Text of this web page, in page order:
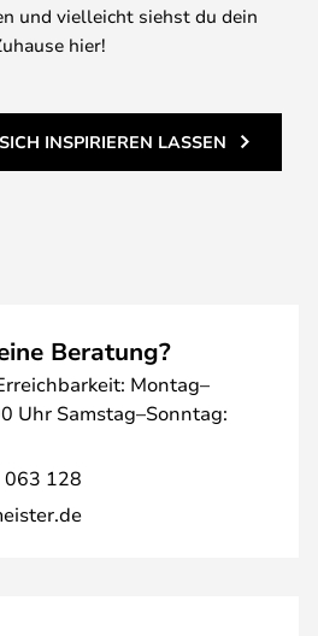
und vielleicht siehst du dein
hier!
INSPIRIEREN LASSEN
Beratung?
Montag–
Uhr Samstag–Sonntag:
063 128